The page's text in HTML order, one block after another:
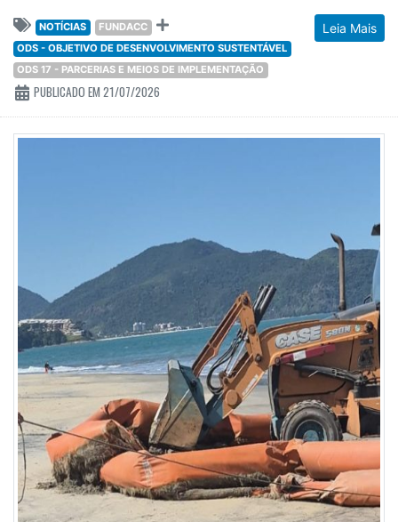
Leia Mais
NOTÍCIAS
FUNDACC
ODS - OBJETIVO DE DESENVOLVIMENTO SUSTENTÁVEL
ODS 17 - PARCERIAS E MEIOS DE IMPLEMENTAÇÃO
PUBLICADO EM 21/07/2026